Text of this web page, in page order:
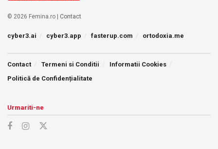
© 2026 Femina.ro | Contact
cyber3.ai cyber3.app fasterup.com ortodoxia.me
Contact Termeni si Conditii
Informatii Cookies
Politică de Confidențialitate
Urmariti-ne